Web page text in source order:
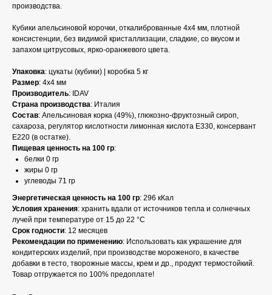
производства.
Кубики апельсиновой корочки, откалиброванные 4х4 мм, плотной
консистенции, без видимой кристаллизации, сладкие, со вкусом и
запахом цитрусовых, ярко-оранжевого цвета.
Упаковка: цукаты (кубики) | коробка 5 кг
Размер: 4х4 мм
Производитель: IDAV
Страна производства: Италия
Состав: Апельсиновая корка (49%), глюкозно-фруктозный сироп,
сахароза, регулятор кислотности лимонная кислота Е330, консервант
Е220 (в остатке).
Пищевая ценность на 100 гр:
белки 0 гр
жиры 0 гр
углеводы 71 гр
Энергетическая ценность на 100 гр: 296 кКал
Условия хранения: хранить вдали от источников тепла и солнечных
лучей при температуре от 15 до 22 °C
Срок годности: 12 месяцев
Рекомендации по применению: Использовать как украшение для
кондитерских изделий, при производстве мороженого, в качестве
добавки в тесто, творожные массы, крем и др., продукт термостойкий.
Товар отгружается по 100% предоплате!